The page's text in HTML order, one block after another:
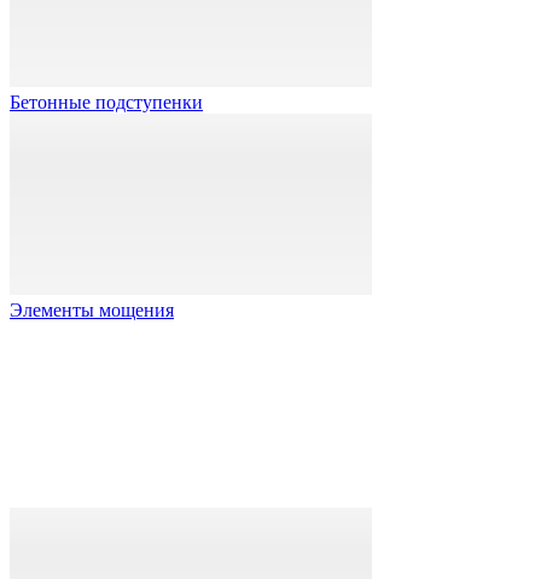
Бетонные подступенки
Элементы мощения